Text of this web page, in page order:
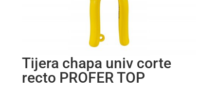
Tijera chapa univ corte
recto PROFER TOP